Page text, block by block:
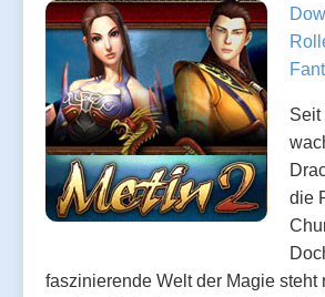
Seit
die
faszinierende Welt der Magie steht